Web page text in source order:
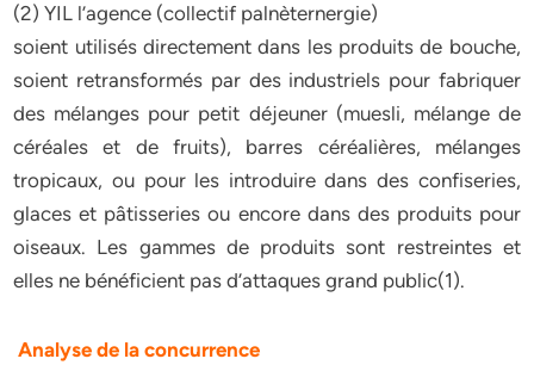
(2) YIL l’agence (collectif palnèternergie)
soient utilisés directement dans les produits de bouche,
soient retransformés par des industriels pour fabriquer
des mélanges pour petit déjeuner (muesli, mélange de
céréales et de fruits), barres céréalières, mélanges
tropicaux, ou pour les introduire dans des confiseries,
glaces et pâtisseries ou encore dans des produits pour
oiseaux. Les gammes de produits sont restreintes et
elles ne bénéficient pas d’attaques grand public(1).
Analyse de la concurrence